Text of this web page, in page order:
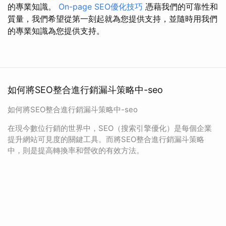
的專業知識。 On-page SEO優化技巧 憑藉我們的可靠性和
質量，我們希望從第一刻起就為您提供支持，並隨時用我們
的專業知識為您提供支持。
如何將SEO整合進行銷漏斗策略中-seo
如何將SEO整合進行銷漏斗策略中-seo
在現今數位行銷的世界中，SEO（搜索引擎優化）是每個企業
提升網站可見度的關鍵工具。而將SEO整合進行銷漏斗策略
中，則是提高轉換率和營收的有效方法。